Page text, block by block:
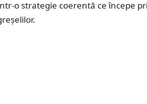
o strategie coerentă ce începe